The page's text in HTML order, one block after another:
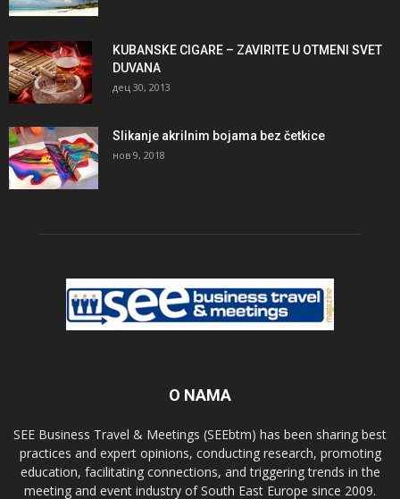
KUBANSKE CIGARE – ZAVIRITE U OTMENI SVET
DUVANA
дец 30, 2013
Slikanje akrilnim bojama bez četkice
нов 9, 2018
O NAMA
SEE Business Travel & Meetings (SEEbtm) has been sharing best
practices and expert opinions, conducting research, promoting
education, facilitating connections, and triggering trends in the
meeting and event industry of South East Europe since 2009.